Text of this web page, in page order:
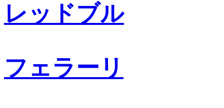
レッドブル
フェラーリ